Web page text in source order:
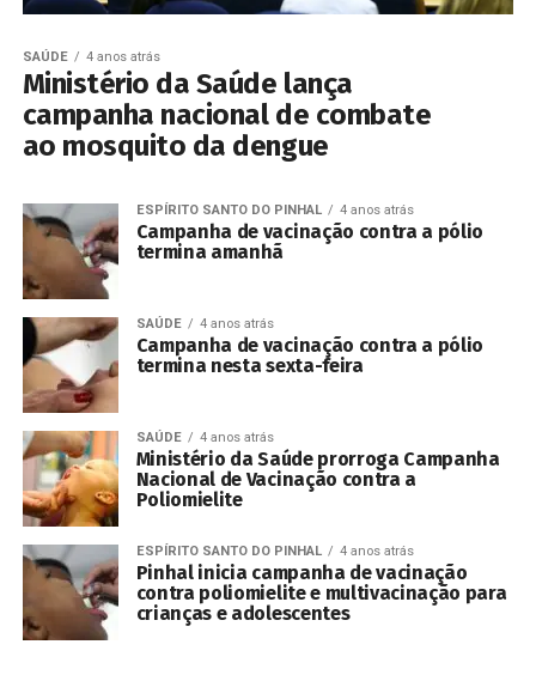
SAÚDE 4 anos atrás
Ministério da Saúde lança
campanha nacional de combate
ao mosquito da dengue
ESPÍRITO SANTO DO PINHAL 4 anos atrás
Campanha de vacinação contra a pólio
termina amanhã
SAÚDE 4 anos atrás
Campanha de vacinação contra a pólio
termina nesta sexta-feira
SAÚDE 4 anos atrás
Ministério da Saúde prorroga Campanha
Nacional de Vacinação contra a
Poliomielite
ESPÍRITO SANTO DO PINHAL 4 anos atrás
Pinhal inicia campanha de vacinação
contra poliomielite e multivacinação para
crianças e adolescentes